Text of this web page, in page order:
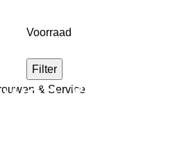
Voorraad
Filter
&